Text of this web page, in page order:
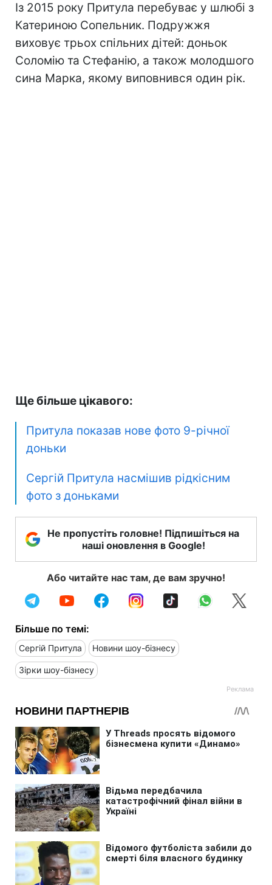
Із 2015 року Притула перебуває у шлюбі з
Катериною Сопельник. Подружжя
виховує трьох спільних дітей: доньок
Соломію та Стефанію, а також молодшого
сина Марка, якому виповнився один рік.
Ще більше цікавого:
Притула показав нове фото 9-річної
доньки
Сергій Притула насмішив рідкісним
фото з доньками
Не пропустіть головне! Підпишіться на
наші оновлення в Google!
Або читайте нас там, де вам зручно!
Більше по темі:
Сергій Притула Новини шоу-бізнесу
Зірки шоу-бізнесу